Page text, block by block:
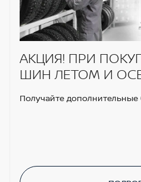
АКЦИЯ! ПРИ
ШИН ЛЕТОМ И
Получайте